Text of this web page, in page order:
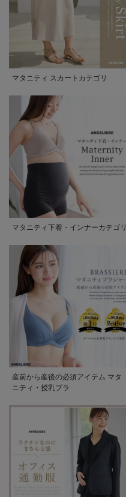
マタニティ スカートカテゴリ
マタニティ下着・インナーカテゴリ
産前から産後の必須アイテム マタ
ニティ・授乳ブラ